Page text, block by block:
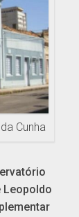
Cunha
Leopoldo